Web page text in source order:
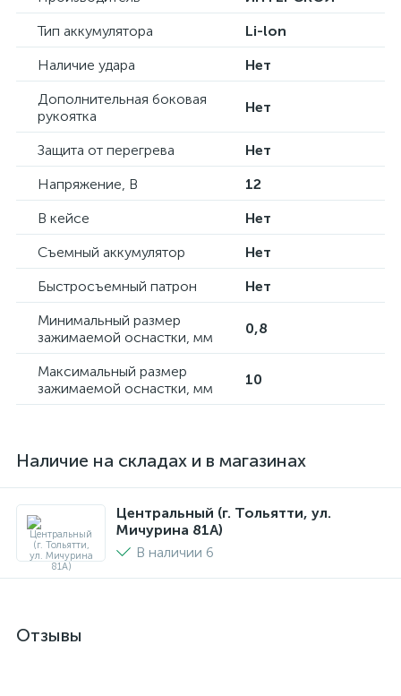
Тип аккумулятора
Li-lon
Наличие удара
Нет
Дополнительная боковая
рукоятка
Нет
Защита от перегрева
Нет
Напряжение, В
12
В кейсе
Нет
Съемный аккумулятор
Нет
Быстросъемный патрон
Нет
Минимальный размер
зажимаемой оснастки, мм
0,8
Максимальный размер
зажимаемой оснастки, мм
10
Наличие на складах и в магазинах
Центральный (г. Тольятти, ул.
Мичурина 81А)
В наличии 6
Отзывы